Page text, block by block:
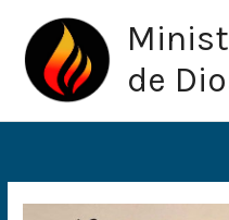
contenido
de